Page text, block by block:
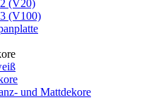
(V20)
(V100)
und Mattdekore